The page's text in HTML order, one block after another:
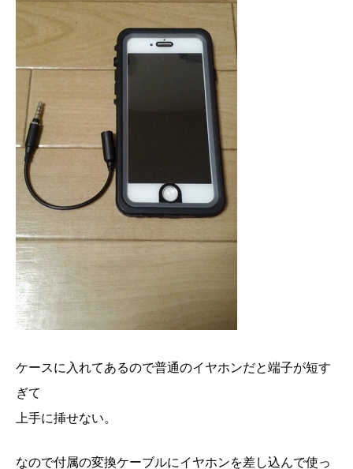
ケースに入れてあるので普通のイヤホンだと端子が短す
ぎて
上手に挿せない。
なので付属の変換ケーブルにイヤホンを差し込んで使っ